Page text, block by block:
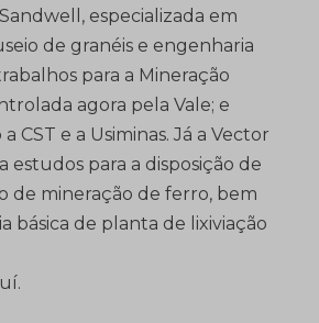
especializada em
de granéis e engenharia
para a Mineração
agora pela Vale; e
CST e a Usiminas. Já a Vector
estudos para a disposição de
de mineração de ferro, bem
básica de planta de lixiviação